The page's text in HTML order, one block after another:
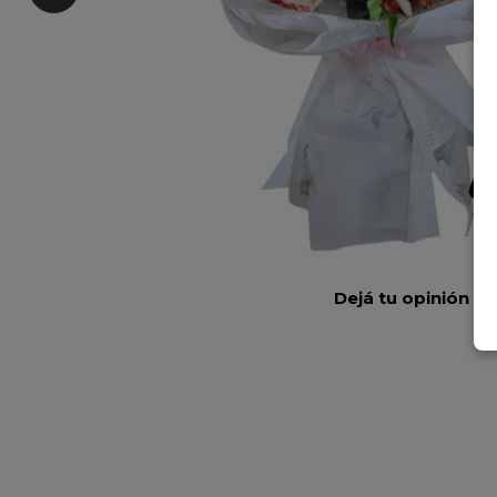
Dejá tu opinión